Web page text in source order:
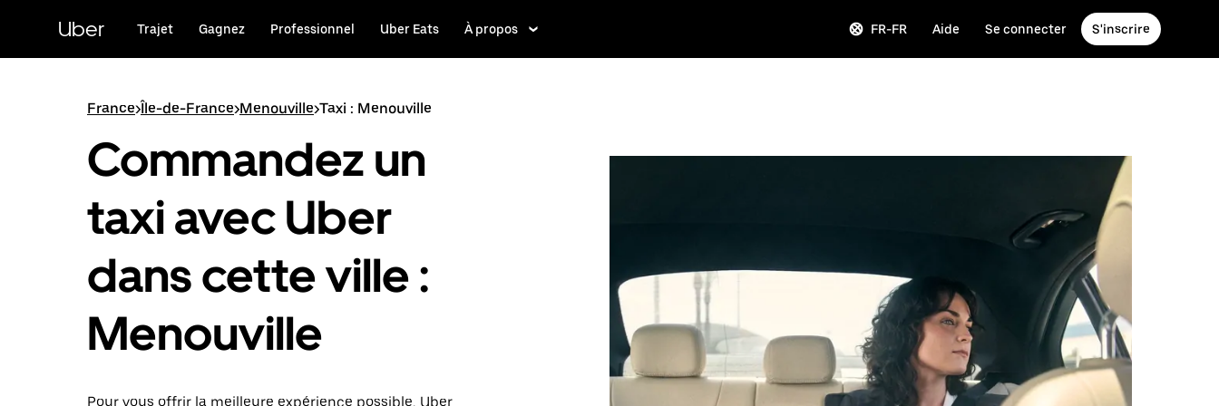
principal
Uber Trajet Gagnez Professionnel Uber Eats À propos FR-FR Aide Se connecter S'inscrire
France>Île-de-France>Menouville>Taxi : Menouville
Commandez un
taxi avec Uber
dans cette ville :
Menouville
Pour vous offrir la meilleure expérience possible, Uber